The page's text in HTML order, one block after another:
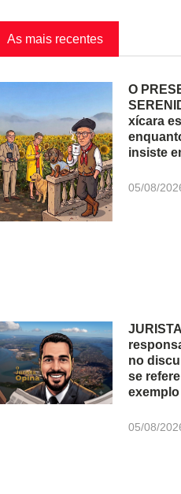
As mais recentes
O
xícara
insiste
05/08/
no
se
05/08/